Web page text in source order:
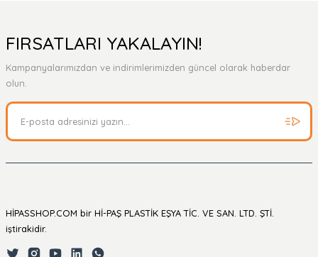
Ürün hakkında henüz soru sorulmamış.
FIRSATLARI YAKALAYIN!
Kampanyalarımızdan ve indirimlerimizden güncel olarak haberdar
olun.
HİPASSHOP.COM bir Hİ-PAŞ PLASTİK EŞYA TİC. VE SAN. LTD. ŞTİ.
iştirakidir.